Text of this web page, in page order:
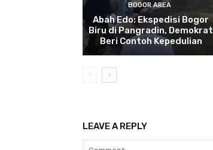
BOGOR AREA
Abah Edo: Ekspedisi Bogor
Biru di Pangradin, Demokrat
Beri Contoh Kepedulian
LEAVE A REPLY